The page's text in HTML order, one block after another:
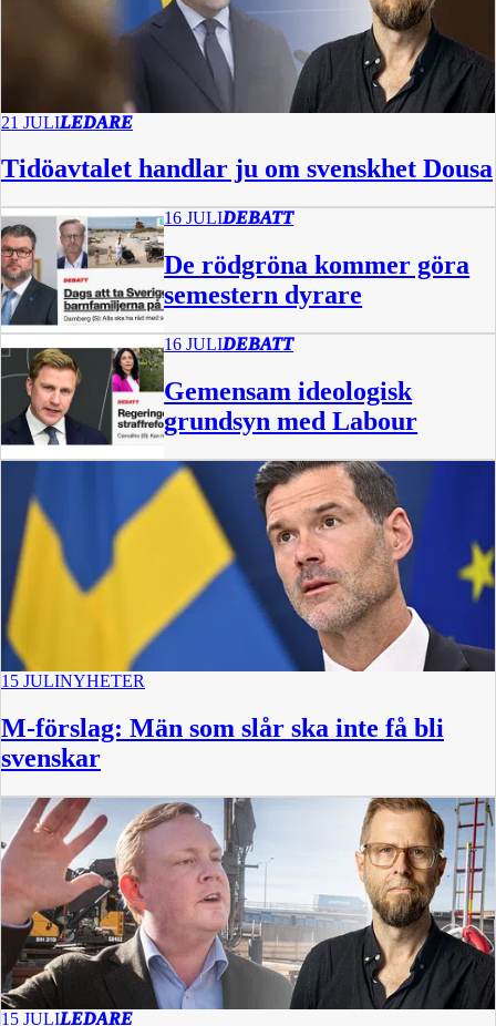
21 JULILEDARE
Tidöavtalet handlar ju om svenskhet Dousa
16 JULIDEBATT
De rödgröna kommer göra
semestern dyrare
16 JULIDEBATT
Gemensam ideologisk
grundsyn med Labour
15 JULINYHETER
M-förslag: Män som slår ska inte få bli
svenskar
15 JULILEDARE